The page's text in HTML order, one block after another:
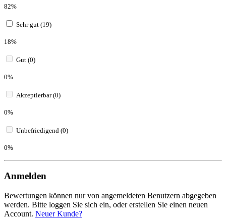
82%
Sehr gut (19)
18%
Gut (0)
0%
Akzeptierbar (0)
0%
Unbefriedigend (0)
0%
Anmelden
Bewertungen können nur von angemeldeten Benutzern abgegeben
werden. Bitte loggen Sie sich ein, oder erstellen Sie einen neuen
Account. Neuer Kunde?